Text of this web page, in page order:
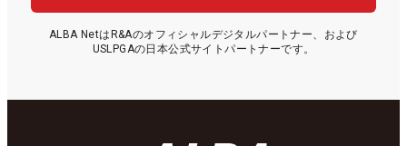
ALBA NetはR&Aのオフィシャルデジタルパートナー、および
USLPGAの日本公式サイトパートナーです。